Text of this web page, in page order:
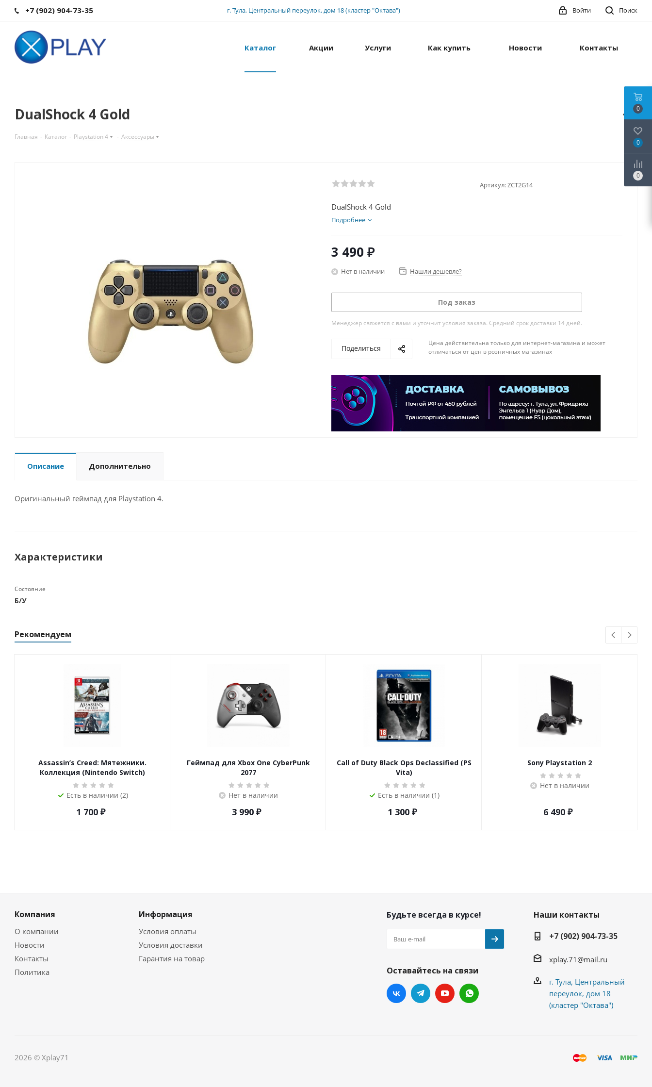
+7 (902) 904-73-35 г. Тула, Центральный переулок, дом 18 (кластер "Октава") Поиск
Войти
Каталог Акции Услуги Как купить Новости Контакты
DualShock 4 Gold
Главная - Каталог - Playstation 4 - Аксессуары
Артикул:ZCT2G14
DualShock 4 Gold
Подробнее
3 490 ₽
Нет в наличии Нашли дешевле?
Под заказ
Менеджер свяжется с вами и уточнит условия заказа. Средний срок доставки 14 дней.
Поделиться
Цена действительна только для интернет-магазина и может
отличаться от цен в розничных магазинах
Описание Дополнительно
Оригинальный геймпад для Playstation 4.
Характеристики
Состояние
Б/У
Рекомендуем
Assassin’s Creed: Мятежники.
Коллекция (Nintendo Switch)
Есть в наличии (2)
1 700 ₽
Геймпад для Xbox One CyberPunk
2077
Нет в наличии
3 990 ₽
Call of Duty Black Ops Declassified (PS
Vita)
Есть в наличии (1)
1 300 ₽
Sony Playstation 2
Нет в наличии
6 490 ₽
Компания
О компании
Новости
Контакты
Политика
Информация
Условия оплаты
Условия доставки
Гарантия на товар
Будьте всегда в курсе!
Оставайтесь на связи
Наши контакты
+7 (902) 904-73-35
xplay.71@mail.ru
г. Тула, Центральный
переулок, дом 18
(кластер "Октава")
2026 © Xplay71
0
0
0